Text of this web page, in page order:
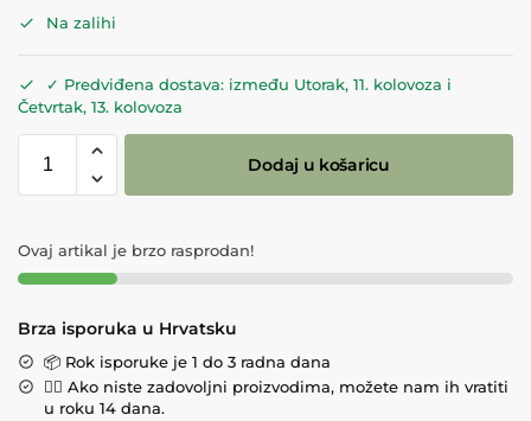
Na zalihi
✓ Predviđena dostava: između Utorak, 11. kolovoza i
Četvrtak, 13. kolovoza
Dodaj u košaricu
Ovaj artikal je brzo rasprodan!
Brza isporuka u Hrvatsku
📦 Rok isporuke je 1 do 3 radna dana
💁‍♀️ Ako niste zadovoljni proizvodima, možete nam ih vratiti
u roku 14 dana.